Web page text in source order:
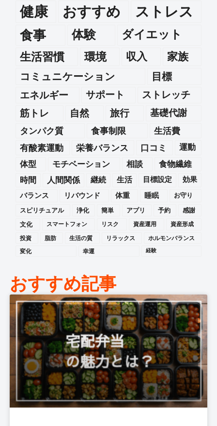
健康 おすすめ ストレス
食事 体験
ダイエット
生活習慣
環境 収入 家族
コミュニケーション
目標
エネルギー
サポート
ストレッチ
筋トレ
自然 旅行 基礎代謝
タンパク質 食事制限
生活費
有酸素運動
栄養バランス 口コミ
運動
体型
モチベーション 相談
食物繊維
時間
人間関係 継続 生活 目標設定
効果
バランス
リバウンド 体重 睡眠
お守り
スピリチュアル
浄化 簡単 アプリ 予約
感謝
文化
スマートフォン リスク 資産運用
資産形成
投資
脂肪 生活の質 リラックス
ホルモンバランス
変化
幸運 経験
おすすめ記事